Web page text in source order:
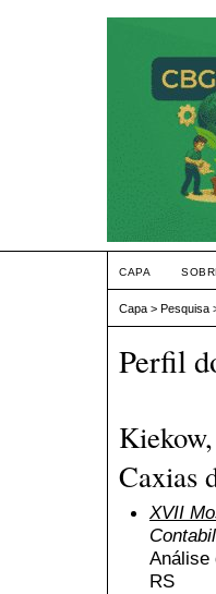
CAPA
Capa > Pesquisa
Perfil
Caxias
XVII
Análise
RS